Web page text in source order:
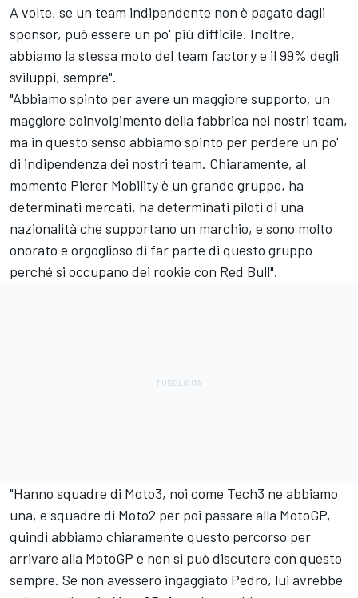
A volte, se un team indipendente non è pagato dagli
sponsor, può essere un po' più difficile. Inoltre,
abbiamo la stessa moto del team factory e il 99% degli
sviluppi, sempre".
"Abbiamo spinto per avere un maggiore supporto, un
maggiore coinvolgimento della fabbrica nei nostri team,
ma in questo senso abbiamo spinto per perdere un po'
di indipendenza dei nostri team. Chiaramente, al
momento Pierer Mobility è un grande gruppo, ha
determinati mercati, ha determinati piloti di una
nazionalità che supportano un marchio, e sono molto
onorato e orgoglioso di far parte di questo gruppo
perché si occupano dei rookie con Red Bull".
"Hanno squadre di Moto3, noi come Tech3 ne abbiamo
una, e squadre di Moto2 per poi passare alla MotoGP,
quindi abbiamo chiaramente questo percorso per
arrivare alla MotoGP e non si può discutere con questo
sempre. Se non avessero ingaggiato Pedro, lui avrebbe